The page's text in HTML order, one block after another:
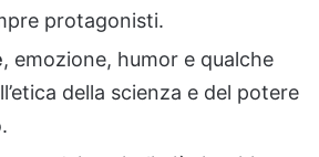
protagonisti.
, emozione, humor e qualche
della scienza e del potere